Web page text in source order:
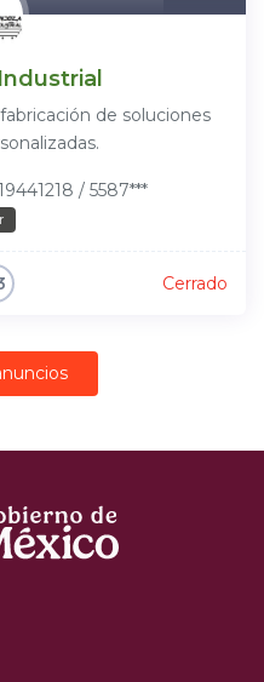
de soluciones
/ 5587***
Cerrado